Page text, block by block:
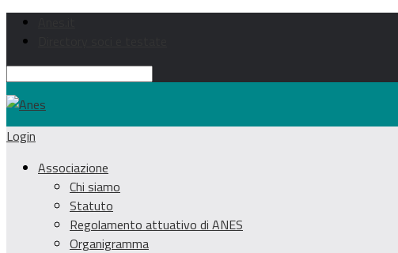
Login
Associazione
Chi siamo
Statuto
Regolamento attuativo di ANES
Organigramma